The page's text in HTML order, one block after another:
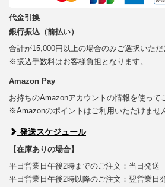
代金引換
銀行振込（前払い）
合計が15,000円以上の場合のみご選択いただ
※振込手数料はお客様負担となります。
Amazon Pay
お持ちのAmazonアカウントの情報を使って
※Amazonのポイントはご利用いただけませ
発送スケジュール
【在庫ありの場合】
平日営業日午後2時までのご注文：当日発送
平日営業日午後2時以降のご注文：翌営業日